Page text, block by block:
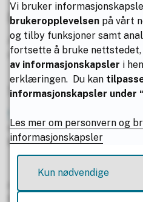
Da sees vi?
Alle våre elever er hjertelig
med deg en venn eller hele
Spørsmål om åpen
nederst finner du
Maya!
Publisert av
Vi bruker
brukeropplevelsen på vårt
og tilby funksjoner samt
fortsette å bruke nettstedet,
av informasjonskapsler i
erklæringen. Du kan
informasjonskapsler under
Les mer om personvern og
informasjonskapsler
Kun nødvendige